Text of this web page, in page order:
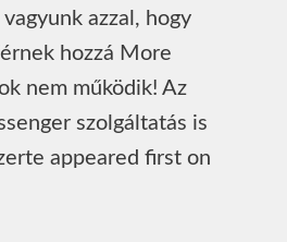
azzal, hogy
hozzá More
nem működik! Az
szolgáltatás is
appeared first on